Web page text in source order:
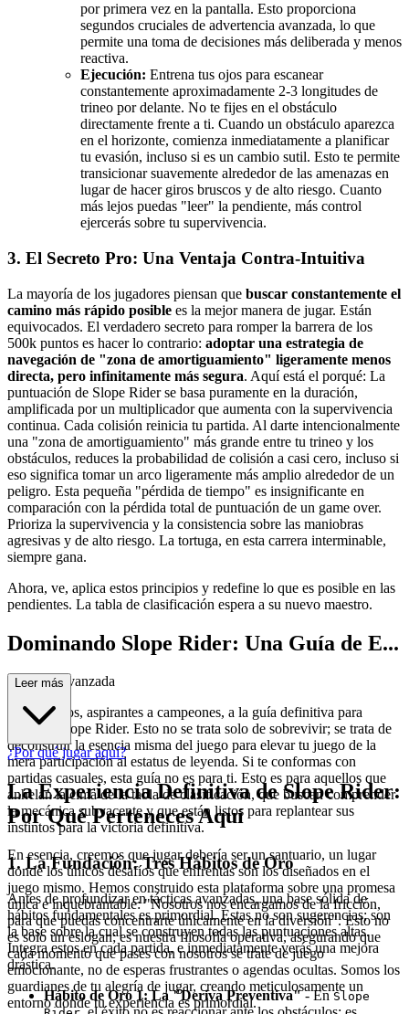
por primera vez en la pantalla. Esto proporciona
segundos cruciales de advertencia avanzada, lo que
permite una toma de decisiones más deliberada y menos
reactiva.
Ejecución: Entrena tus ojos para escanear
constantemente aproximadamente 2-3 longitudes de
trineo por delante. No te fijes en el obstáculo
directamente frente a ti. Cuando un obstáculo aparezca
en el horizonte, comienza inmediatamente a planificar
tu evasión, incluso si es un cambio sutil. Esto te permite
transicionar suavemente alrededor de las amenazas en
lugar de hacer giros bruscos y de alto riesgo. Cuanto
más lejos puedas "leer" la pendiente, más control
ejercerás sobre tu supervivencia.
3. El Secreto Pro: Una Ventaja Contra-Intuitiva
La mayoría de los jugadores piensan que buscar constantemente el
camino más rápido posible es la mejor manera de jugar. Están
equivocados. El verdadero secreto para romper la barrera de los
500k puntos es hacer lo contrario: adoptar una estrategia de
navegación de "zona de amortiguamiento" ligeramente menos
directa, pero infinitamente más segura. Aquí está el porqué: La
puntuación de Slope Rider se basa puramente en la duración,
amplificada por un multiplicador que aumenta con la supervivencia
continua. Cada colisión reinicia tu partida. Al darte intencionalmente
una "zona de amortiguamiento" más grande entre tu trineo y los
obstáculos, reduces la probabilidad de colisión a casi cero, incluso si
eso significa tomar un arco ligeramente más amplio alrededor de un
peligro. Esta pequeña "pérdida de tiempo" es insignificante en
comparación con la pérdida total de puntuación de un game over.
Prioriza la supervivencia y la consistencia sobre las maniobras
agresivas y de alto riesgo. La tortuga, en esta carrera interminable,
siempre gana.
Ahora, ve, aplica estos principios y redefine lo que es posible en las
pendientes. La tabla de clasificación espera a su nuevo maestro.
Dominando Slope Rider: Una Guía de E...
strategia Avanzada
Bienvenidos, aspirantes a campeones, a la guía definitiva para
dominar Slope Rider. Esto no se trata solo de sobrevivir; se trata de
deconstruir la esencia misma del juego para elevar tu juego de la
mera participación al estatus de leyenda. Si te conformas con
partidas casuales, esta guía no es para ti. Esto es para aquellos que
anhelan la cima de la tabla de clasificación, que buscan comprender
la mecánica subyacente y que están listos para replantear sus
instintos para la victoria definitiva.
1. La Fundación: Tres Hábitos de Oro
Antes de profundizar en tácticas avanzadas, una base sólida de
hábitos fundamentales es primordial. Estas no son sugerencias; son
la base sobre la cual se construyen todas las puntuaciones altas.
Integra estos en cada partida, e inmediatamente verás una mejora
drástica.
Hábito de Oro 1: La "Deriva Preventiva"- EnSlope
Leer más
¿Por qué jugar aquí?
La Experiencia Definitiva de Slope Rider:
Por Qué Perteneces Aquí
En esencia, creemos que jugar debería ser un santuario, un lugar
donde los únicos desafíos que enfrentas son los diseñados en el
juego mismo. Hemos construido esta plataforma sobre una promesa
única e inquebrantable: "Nosotros nos encargamos de la fricción,
para que puedas concentrarte únicamente en la diversión". Esto no
es solo un eslogan; es nuestra filosofía operativa, asegurando que
cada momento que pases con nosotros se trate de juego
emocionante, no de esperas frustrantes o agendas ocultas. Somos los
guardianes de tu alegría de jugar, creando meticulosamente un
entorno donde tu experiencia es primordial.